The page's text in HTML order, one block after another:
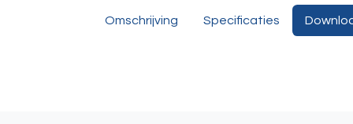
Omschrijving Specificaties